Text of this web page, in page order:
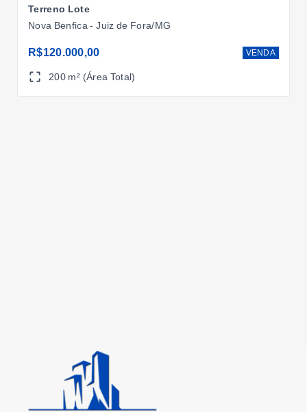
Terreno Lote
Nova Benfica - Juiz de Fora/MG
R$120.000,00 VENDA
200 m² (Área Total)